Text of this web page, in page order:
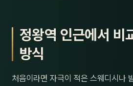
정왕역 인근에서 비
방식
처음이라면 자극이 적은 스웨디시나